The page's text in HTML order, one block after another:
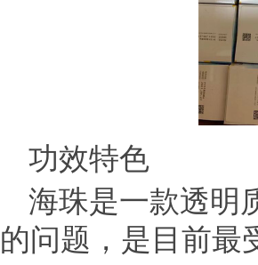
功效特色
海珠是一款透明
的问题，是目前最